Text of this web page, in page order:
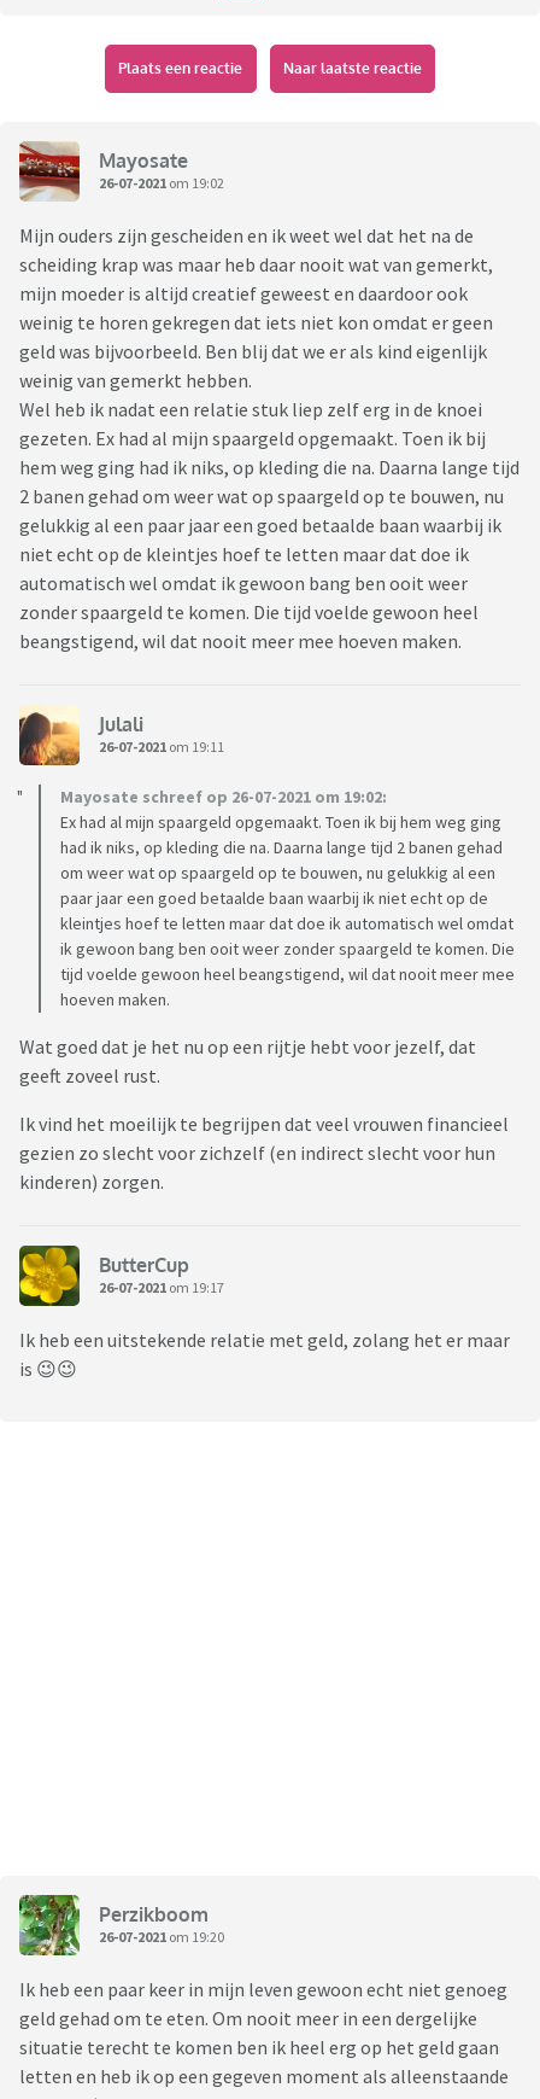
Plaats een reactie Naar laatste reactie
Mayosate
26-07-2021 om 19:02
Mijn ouders zijn gescheiden en ik weet wel dat het na de
scheiding krap was maar heb daar nooit wat van gemerkt,
mijn moeder is altijd creatief geweest en daardoor ook
weinig te horen gekregen dat iets niet kon omdat er geen
geld was bijvoorbeeld. Ben blij dat we er als kind eigenlijk
weinig van gemerkt hebben.
Wel heb ik nadat een relatie stuk liep zelf erg in de knoei
gezeten. Ex had al mijn spaargeld opgemaakt. Toen ik bij
hem weg ging had ik niks, op kleding die na. Daarna lange tijd
2 banen gehad om weer wat op spaargeld op te bouwen, nu
gelukkig al een paar jaar een goed betaalde baan waarbij ik
niet echt op de kleintjes hoef te letten maar dat doe ik
automatisch wel omdat ik gewoon bang ben ooit weer
zonder spaargeld te komen. Die tijd voelde gewoon heel
beangstigend, wil dat nooit meer mee hoeven maken.
Julali
26-07-2021 om 19:11
Mayosate schreef op 26-07-2021 om 19:02:
Ex had al mijn spaargeld opgemaakt. Toen ik bij hem weg ging
had ik niks, op kleding die na. Daarna lange tijd 2 banen gehad
om weer wat op spaargeld op te bouwen, nu gelukkig al een
paar jaar een goed betaalde baan waarbij ik niet echt op de
kleintjes hoef te letten maar dat doe ik automatisch wel omdat
ik gewoon bang ben ooit weer zonder spaargeld te komen. Die
tijd voelde gewoon heel beangstigend, wil dat nooit meer mee
hoeven maken.
Wat goed dat je het nu op een rijtje hebt voor jezelf, dat
geeft zoveel rust.
Ik vind het moeilijk te begrijpen dat veel vrouwen financieel
gezien zo slecht voor zichzelf (en indirect slecht voor hun
kinderen) zorgen.
ButterCup
26-07-2021 om 19:17
Ik heb een uitstekende relatie met geld, zolang het er maar
is 😉😉
Perzikboom
26-07-2021 om 19:20
Ik heb een paar keer in mijn leven gewoon echt niet genoeg
geld gehad om te eten. Om nooit meer in een dergelijke
situatie terecht te komen ben ik heel erg op het geld gaan
letten en heb ik op een gegeven moment als alleenstaande